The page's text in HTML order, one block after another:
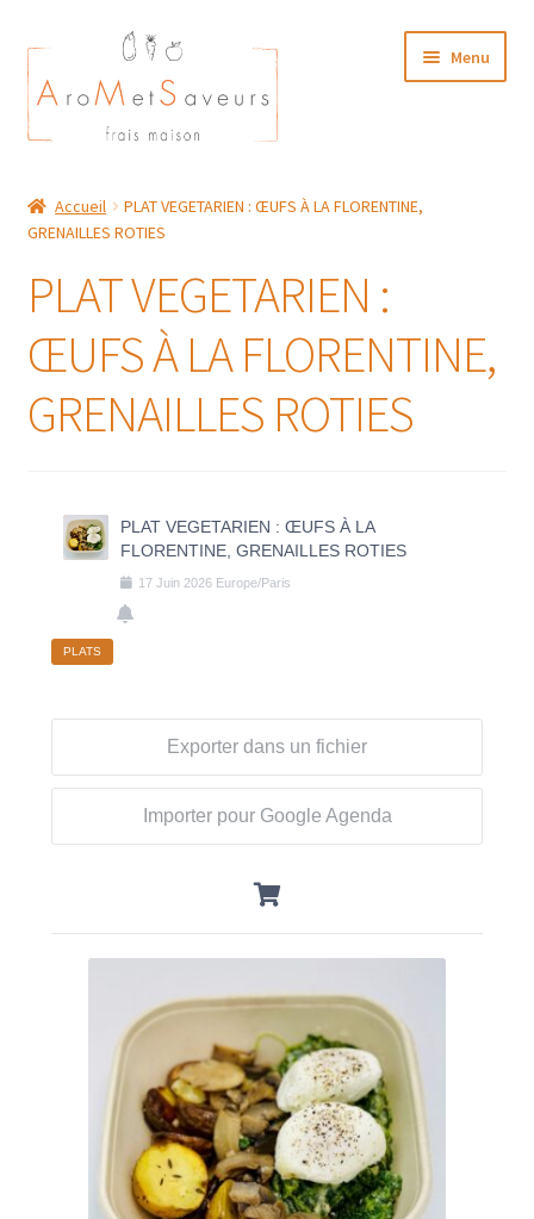
Aller
à
la
navigation
Aller
au
contenu
Menu
Plat du Jour/ Menu Week end
NOS BOUTIQUES
MON COMPTE
Accueil
PLAT VEGETARIEN : ŒUFS À LA FLORENTINE,
GRENAILLES ROTIES
PLAT VEGETARIEN :
ŒUFS À LA FLORENTINE,
GRENAILLES ROTIES
PLAT VEGETARIEN : ŒUFS À LA
FLORENTINE, GRENAILLES ROTIES
17 Juin 2026 Europe/Paris
PLATS
Exporter dans un fichier
Importer pour Google Agenda